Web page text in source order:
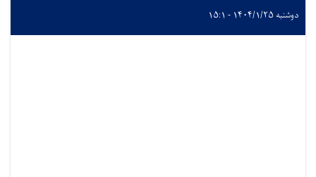
دوشنبه ۱۴۰۴/۱/۲۵ - ۱۵:۱